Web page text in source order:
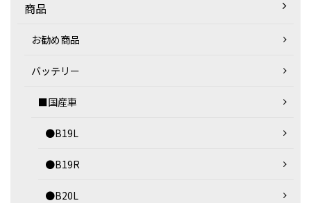
商品
お勧め商品
バッテリー
■国産車
●B19L
●B19R
●B20L